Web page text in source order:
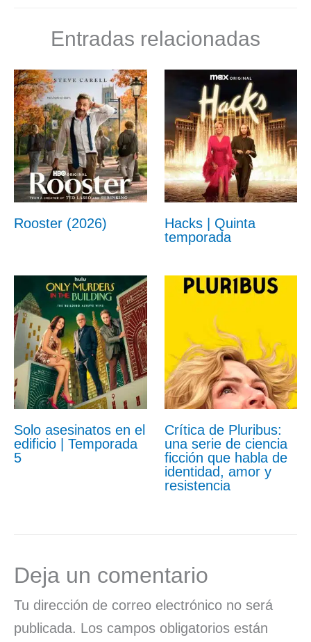
Entradas relacionadas
Rooster (2026)
Hacks | Quinta
temporada
Solo asesinatos en el
edificio | Temporada
5
Crítica de Pluribus:
una serie de ciencia
ficción que habla de
identidad, amor y
resistencia
Deja un comentario
Tu dirección de correo electrónico no será
publicada. Los campos obligatorios están